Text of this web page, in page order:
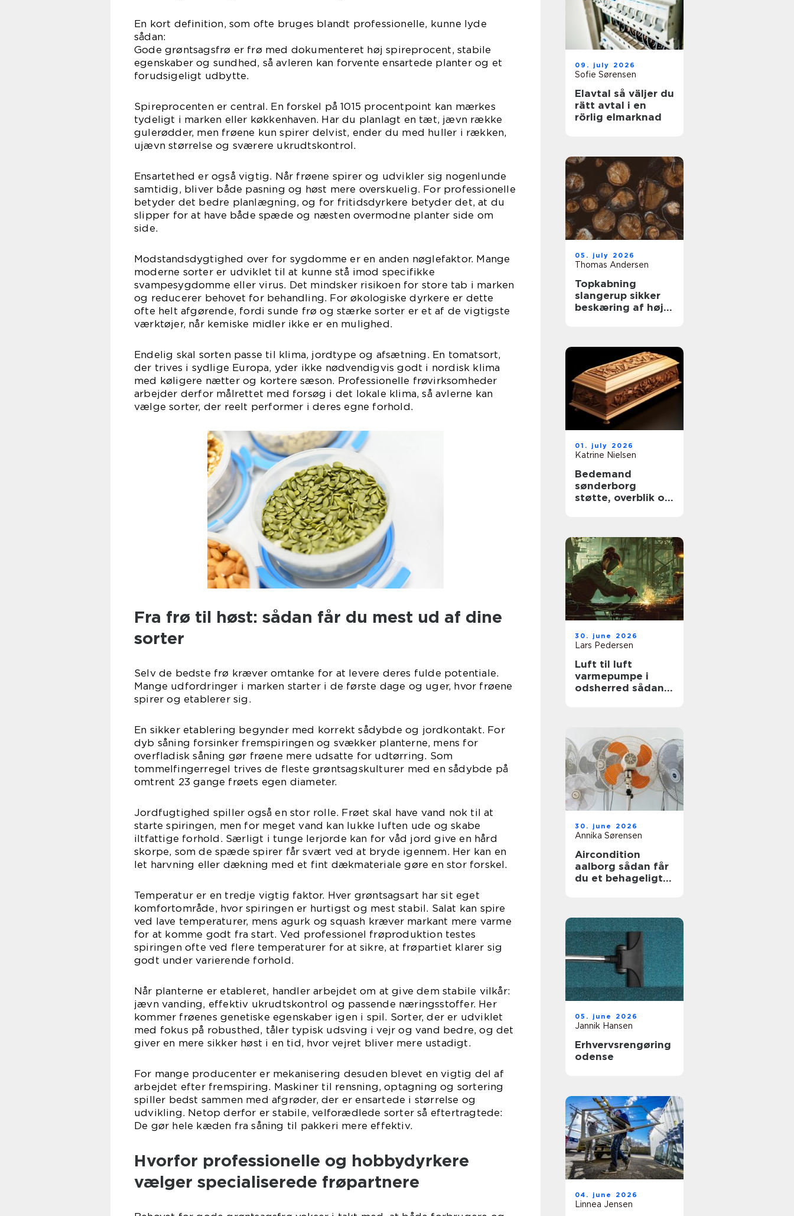
En kort definition, som ofte bruges blandt professionelle, kunne lyde
sådan:
Gode grøntsagsfrø er frø med dokumenteret høj spireprocent, stabile
egenskaber og sundhed, så avleren kan forvente ensartede planter og et
forudsigeligt udbytte.
Spireprocenten er central. En forskel på 1015 procentpoint kan mærkes
tydeligt i marken eller køkkenhaven. Har du planlagt en tæt, jævn række
gulerødder, men frøene kun spirer delvist, ender du med huller i rækken,
ujævn størrelse og sværere ukrudtskontrol.
Ensartethed er også vigtig. Når frøene spirer og udvikler sig nogenlunde
samtidig, bliver både pasning og høst mere overskuelig. For professionelle
betyder det bedre planlægning, og for fritidsdyrkere betyder det, at du
slipper for at have både spæde og næsten overmodne planter side om
side.
Modstandsdygtighed over for sygdomme er en anden nøglefaktor. Mange
moderne sorter er udviklet til at kunne stå imod specifikke
svampesygdomme eller virus. Det mindsker risikoen for store tab i marken
og reducerer behovet for behandling. For økologiske dyrkere er dette
ofte helt afgørende, fordi sunde frø og stærke sorter er et af de vigtigste
værktøjer, når kemiske midler ikke er en mulighed.
Endelig skal sorten passe til klima, jordtype og afsætning. En tomatsort,
der trives i sydlige Europa, yder ikke nødvendigvis godt i nordisk klima
med køligere nætter og kortere sæson. Professionelle frøvirksomheder
arbejder derfor målrettet med forsøg i det lokale klima, så avlerne kan
vælge sorter, der reelt performer i deres egne forhold.
Fra frø til høst: sådan får du mest ud af dine
sorter
Selv de bedste frø kræver omtanke for at levere deres fulde potentiale.
Mange udfordringer i marken starter i de første dage og uger, hvor frøene
spirer og etablerer sig.
En sikker etablering begynder med korrekt sådybde og jordkontakt. For
dyb såning forsinker fremspiringen og svækker planterne, mens for
overfladisk såning gør frøene mere udsatte for udtørring. Som
tommelfingerregel trives de fleste grøntsagskulturer med en sådybde på
omtrent 23 gange frøets egen diameter.
Jordfugtighed spiller også en stor rolle. Frøet skal have vand nok til at
starte spiringen, men for meget vand kan lukke luften ude og skabe
iltfattige forhold. Særligt i tunge lerjorde kan for våd jord give en hård
skorpe, som de spæde spirer får svært ved at bryde igennem. Her kan en
let harvning eller dækning med et fint dækmateriale gøre en stor forskel.
Temperatur er en tredje vigtig faktor. Hver grøntsagsart har sit eget
komfortområde, hvor spiringen er hurtigst og mest stabil. Salat kan spire
ved lave temperaturer, mens agurk og squash kræver markant mere varme
for at komme godt fra start. Ved professionel frøproduktion testes
spiringen ofte ved flere temperaturer for at sikre, at frøpartiet klarer sig
godt under varierende forhold.
Når planterne er etableret, handler arbejdet om at give dem stabile vilkår:
jævn vanding, effektiv ukrudtskontrol og passende næringsstoffer. Her
kommer frøenes genetiske egenskaber igen i spil. Sorter, der er udviklet
med fokus på robusthed, tåler typisk udsving i vejr og vand bedre, og det
giver en mere sikker høst i en tid, hvor vejret bliver mere ustadigt.
For mange producenter er mekanisering desuden blevet en vigtig del af
arbejdet efter fremspiring. Maskiner til rensning, optagning og sortering
spiller bedst sammen med afgrøder, der er ensartede i størrelse og
udvikling. Netop derfor er stabile, velforædlede sorter så eftertragtede:
De gør hele kæden fra såning til pakkeri mere effektiv.
Hvorfor professionelle og hobbydyrkere
vælger specialiserede frøpartnere
09. july 2026
Sofie Sørensen
Elavtal så väljer du
rätt avtal i en
rörlig elmarknad
05. july 2026
Thomas Andersen
Topkabning
slangerup sikker
beskæring af høje
01. july 2026
Katrine Nielsen
Bedemand
sønderborg
støtte, overblik og
30. june 2026
Lars Pedersen
Luft til luft
varmepumpe i
odsherred sådan
30. june 2026
Annika Sørensen
Aircondition
aalborg sådan får
du et behageligt
05. june 2026
Jannik Hansen
Erhvervsrengøring
odense
04. june 2026
Linnea Jensen